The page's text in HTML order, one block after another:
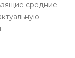
средние